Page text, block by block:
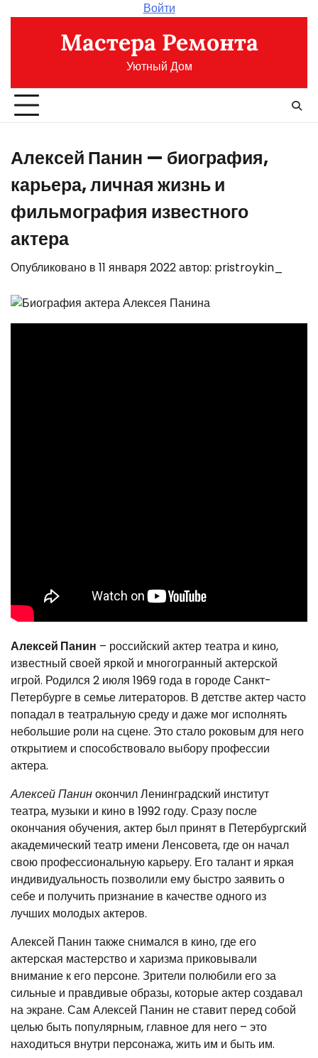
содержимому
Войти
Мастера Ремонта
Уютный Дом
Алексей Панин — биография,
карьера, личная жизнь и
фильмография известного
актера
Опубликовано в 11 января 2022автор: pristroykin_
Алексей Панин – российский актер театра и кино,
известный своей яркой и многогранный актерской
игрой. Родился 2 июля 1969 года в городе Санкт-
Петербурге в семье литераторов. В детстве актер часто
попадал в театральную среду и даже мог исполнять
небольшие роли на сцене. Это стало роковым для него
открытием и способствовало выбору профессии
актера.
Алексей Панинокончил Ленинградский институт
театра, музыки и кино в 1992 году. Сразу после
окончания обучения, актер был принят в Петербургский
академический театр имени Ленсовета, где он начал
свою профессиональную карьеру. Его талант и яркая
индивидуальность позволили ему быстро заявить о
себе и получить признание в качестве одного из
лучших молодых актеров.
Алексей Панин также снимался в кино, где его
актерская мастерство и харизма приковывали
внимание к его персоне. Зрители полюбили его за
сильные и правдивые образы, которые актер создавал
на экране. Сам Алексей Панин не ставит перед собой
целью быть популярным, главное для него – это
находиться внутри персонажа, жить им и быть им.